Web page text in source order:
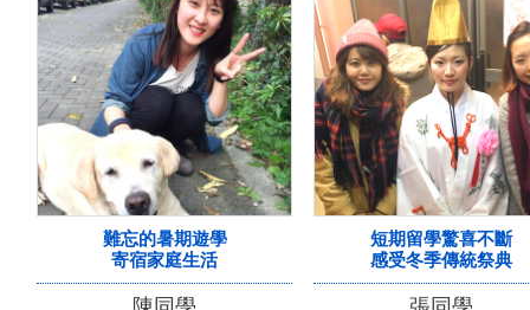
難忘的暑期遊學
寄宿家庭生活
短期留學驚喜不斷
感受冬季傳統祭典